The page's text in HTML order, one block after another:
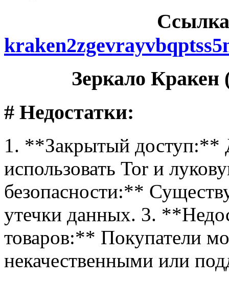
Зеркало Кракен
# Недостатки:
1. **Закрытый доступ:**
использовать Tor и
безопасности:**
утечки данных. 3.
товаров:** Покупатели
некачественными или